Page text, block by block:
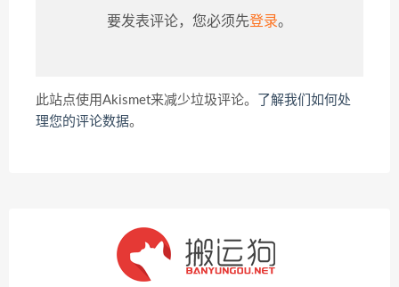
要发表评论，您必须先登录。
此站点使用Akismet来减少垃圾评论。
了解我们如何处
理您的评论数据。